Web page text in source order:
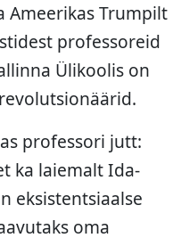
Ameerikas Trumpilt
professoreid
Ülikoolis on
professori jutt:
ka laiemalt Ida-
eksistentsiaalse
oma